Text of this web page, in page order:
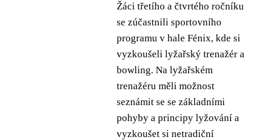
Žáci třetího a čtvrtého ročníku
se zúčastnili sportovního
programu v hale Fénix, kde si
vyzkoušeli lyžařský trenažér a
bowling. Na lyžařském
trenažéru měli možnost
seznámit se se základními
pohyby a principy lyžování a
vyzkoušet si netradiční